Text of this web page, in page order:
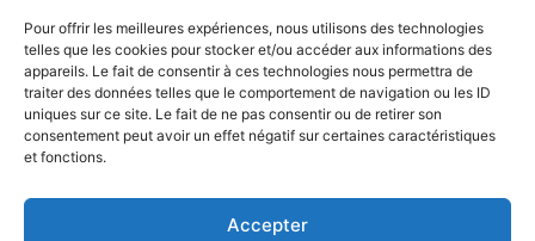
Pour offrir les meilleures expériences, nous utilisons des technologies
telles que les cookies pour stocker et/ou accéder aux informations des
appareils. Le fait de consentir à ces technologies nous permettra de
traiter des données telles que le comportement de navigation ou les ID
uniques sur ce site. Le fait de ne pas consentir ou de retirer son
consentement peut avoir un effet négatif sur certaines caractéristiques
et fonctions.
Accepter
ABOUT US